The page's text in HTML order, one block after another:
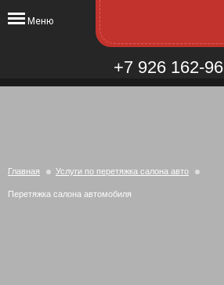
+7 926 162-
Меню
Главная Услуги по перетяжка салона авто
Перетяжка салона автомобиля